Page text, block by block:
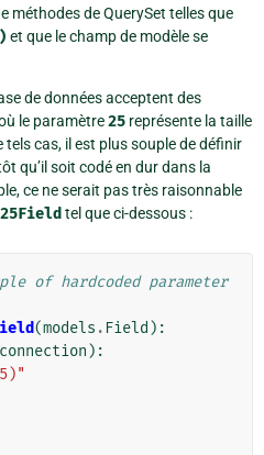
méthodes de QuerySet telles que
et que le champ de modèle se
de données acceptent des
le paramètre25 représente la taille
cas, il est plus souple de définir
qu’il soit codé en dur dans la
ce ne serait pas très raisonnable
tel que ci-dessous :
of hardcoded parameter
(models . Field ):
connection ):